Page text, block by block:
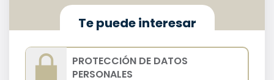
Te puede interesar
PROTECCIÓN DE DATOS
PERSONALES